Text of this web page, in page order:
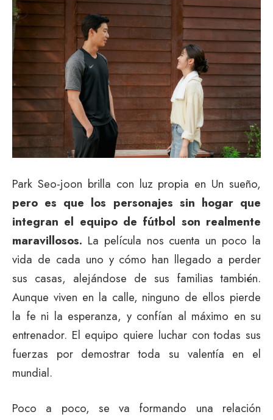
Park Seo-joon brilla con luz propia en Un sueño,
pero es que los personajes sin hogar que
integran el equipo de fútbol son realmente
maravillosos. La película nos cuenta un poco la
vida de cada uno y cómo han llegado a perder
sus casas, alejándose de sus familias también.
Aunque viven en la calle, ninguno de ellos pierde
la fe ni la esperanza, y confían al máximo en su
entrenador. El equipo quiere luchar con todas sus
fuerzas por demostrar toda su valentía en el
mundial.
Poco a poco, se va formando una relación